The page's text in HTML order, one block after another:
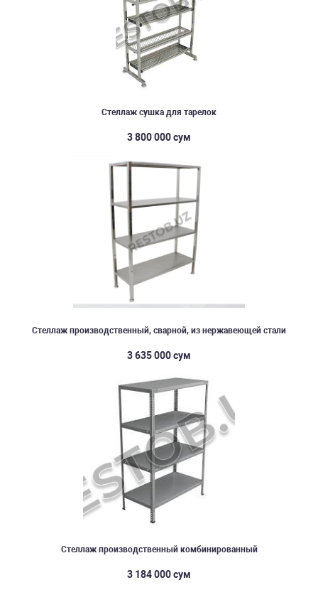
Стеллаж сушка для тарелок
3 800 000 сум
Стеллаж производственный, сварной, из нержавеющей стали
3 635 000 сум
Стеллаж производственный комбинированный
3 184 000 сум